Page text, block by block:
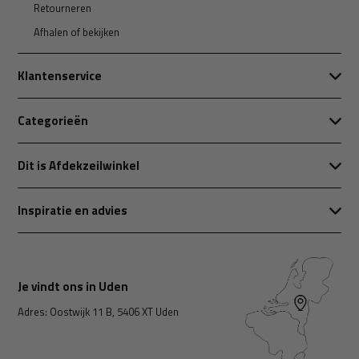
Retourneren
Afhalen of bekijken
Klantenservice
Categorieën
Dit is Afdekzeilwinkel
Inspiratie en advies
Je vindt ons in Uden
Adres: Oostwijk 11 B, 5406 XT Uden